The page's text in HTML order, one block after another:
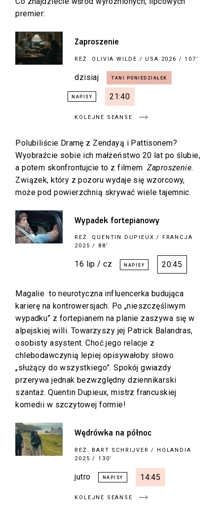
premier:
Zaproszenie
REŻ. OLIVIA WILDE / USA 2026 / 107’
dzisiaj
21:40
KOLEJNE SEANSE
Polubiliście Dramę z Zendayą i Pattisonem?
Wyobraźcie sobie ich małżeństwo 20 lat po ślubie,
a potem skonfrontujcie to z filmemZaproszenie.
Związek, który z pozoru wydaje się wzorcowy,
może pod powierzchnią skrywać wiele tajemnic.
Wypadek fortepianowy
REŻ. QUENTIN DUPIEUX / FRANCJA
2025 / 88’
16 lip / cz 20:45
Magalie to neurotyczna influencerka budująca
karierę na kontrowersjach. Po „nieszczęśliwym
wypadku” z fortepianem na planie zaszywa się w
alpejskiej willi. Towarzyszy jej Patrick Balandras,
osobisty asystent. Choć jego relacje z
chlebodawczynią lepiej opisywałoby słowo
„służący do wszystkiego”. Spokój gwiazdy
przerywa jednak bezwzględny dziennikarski
szantaż. Quentin Dupieux, mistrz francuskiej
komedii w szczytowej formie!
Wędrówka na północ
REŻ. BART SCHRIJVER / HOLANDIA
2025 / 130’
jutro 14:45
KOLEJNE SEANSE